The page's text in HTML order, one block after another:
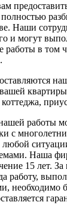
полностью
Наши
и могут
работы в том
работы
с
любой
Наша
15 лет.
работу,
необходимо